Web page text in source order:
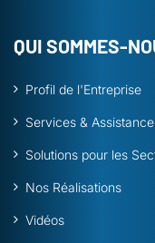
QUI SOMMES-
Profil de l'Entreprise
Services & Assistance
Solutions pour les
Nos Réalisations
Vidéos